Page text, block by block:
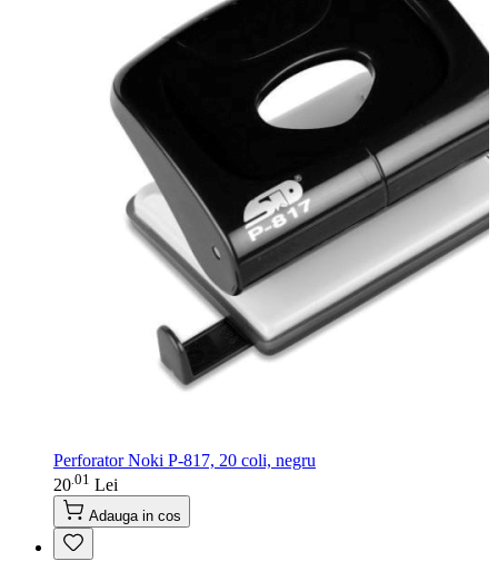
Perforator Noki P-817, 20 coli, negru
20 01 Lei
Adauga in cos